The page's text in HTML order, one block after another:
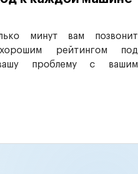
минут вам позвонит
рейтингом под
проблему с вашим